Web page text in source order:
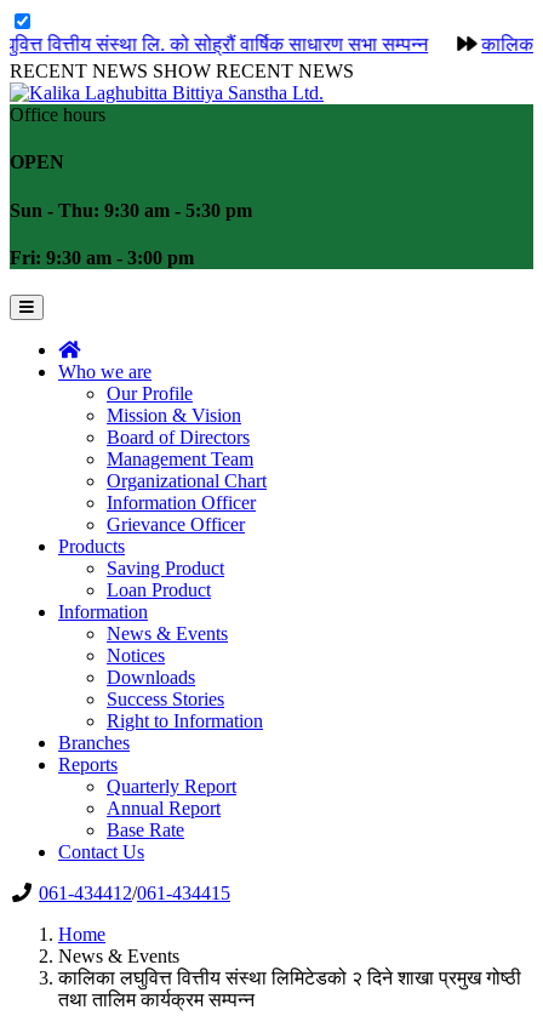
संस्था लि. को सोह्रौं वार्षिक साधारण सभा सम्पन्न
कालिका
RECENT NEWS SHOW RECENT NEWS
Office hours
OPEN
Sun - Thu: 9:30 am - 5:30 pm
Fri: 9:30 am - 3:00 pm
Who we are
Our Profile
Mission & Vision
Board of Directors
Management Team
Organizational Chart
Information Officer
Grievance Officer
Products
Saving Product
Loan Product
Information
News & Events
Notices
Downloads
Success Stories
Right to Information
Branches
Reports
Quarterly Report
Annual Report
Base Rate
Contact Us
061-434412/061-434415
Home
News & Events
कालिका लघुवित्त वित्तीय संस्था लिमिटेडको २ दिने शाखा प्रमुख गोष्ठी
तथा तालिम कार्यक्रम सम्पन्न